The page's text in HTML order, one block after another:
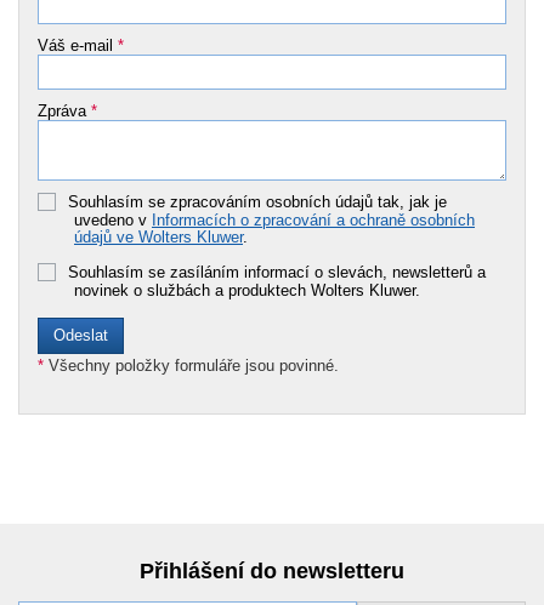
Váš e-mail *
Zpráva *
Souhlasím se zpracováním osobních údajů tak, jak je
uvedeno v Informacích o zpracování a ochraně osobních
údajů ve Wolters Kluwer.
Souhlasím se zasíláním informací o slevách, newsletterů a
novinek o službách a produktech Wolters Kluwer.
* Všechny položky formuláře jsou povinné.
Přihlášení do newsletteru